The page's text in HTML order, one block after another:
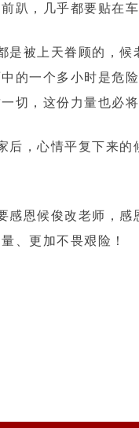
趴，几乎都要贴在
被上天眷顾的，候
的一个多小时是危
切，这份力量也必
，心情平复下来的
恩候俊改老师，感
、更加不畏艰险！